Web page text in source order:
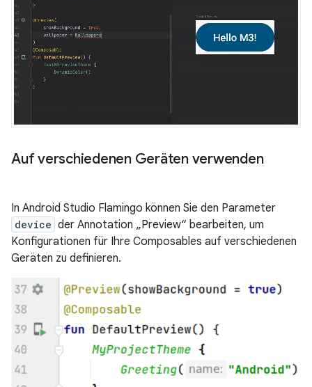
Auf verschiedenen Geräten verwenden
In Android Studio Flamingo können Sie den Parameter
device der Annotation „Preview“ bearbeiten, um
Konfigurationen für Ihre Composables auf verschiedenen
Geräten zu definieren.